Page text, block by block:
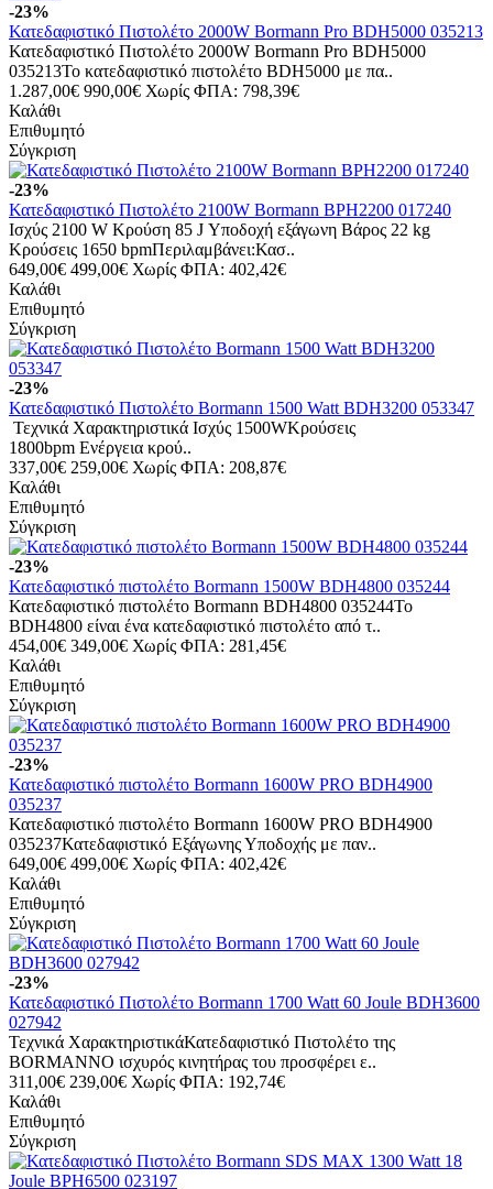
-23%
Κατεδαφιστικό Πιστολέτο 2000W Bormann Pro BDH5000 035213
Κατεδαφιστικό Πιστολέτο 2000W Bormann Pro BDH5000
035213Το κατεδαφιστικό πιστολέτο BDH5000 με πα..
1.287,00€ 990,00€ Χωρίς ΦΠΑ: 798,39€
Καλάθι
Επιθυμητό
Σύγκριση
-23%
Κατεδαφιστικό Πιστολέτο 2100W Bormann BPH2200 017240
Ισχύς 2100 W Κρούση 85 J Υποδοχή εξάγωνη Βάρος 22 kg
Κρούσεις 1650 bpmΠεριλαμβάνει:Κασ..
649,00€ 499,00€ Χωρίς ΦΠΑ: 402,42€
Καλάθι
Επιθυμητό
Σύγκριση
-23%
Κατεδαφιστικό Πιστολέτο Bormann 1500 Watt BDH3200 053347
Τεχνικά Χαρακτηριστικά Ισχύς 1500WΚρούσεις
1800bpm Eνέργεια κρού..
337,00€ 259,00€ Χωρίς ΦΠΑ: 208,87€
Καλάθι
Επιθυμητό
Σύγκριση
-23%
Κατεδαφιστικό πιστολέτο Bormann 1500W BDH4800 035244
Κατεδαφιστικό πιστολέτο Bormann BDH4800 035244Το
BDH4800 είναι ένα κατεδαφιστικό πιστολέτο από τ..
454,00€ 349,00€ Χωρίς ΦΠΑ: 281,45€
Καλάθι
Επιθυμητό
Σύγκριση
-23%
Κατεδαφιστικό πιστολέτο Bormann 1600W PRO BDH4900
035237
Κατεδαφιστικό πιστολέτο Bormann 1600W PRO BDH4900
035237Κατεδαφιστικό Εξάγωνης Υποδοχής με παν..
649,00€ 499,00€ Χωρίς ΦΠΑ: 402,42€
Καλάθι
Επιθυμητό
Σύγκριση
-23%
Κατεδαφιστικό Πιστολέτο Bormann 1700 Watt 60 Joule BDH3600
027942
Τεχνικά ΧαρακτηριστικάΚατεδαφιστικό Πιστολέτο της
BORMANNΟ ισχυρός κινητήρας του προσφέρει ε..
311,00€ 239,00€ Χωρίς ΦΠΑ: 192,74€
Καλάθι
Επιθυμητό
Σύγκριση